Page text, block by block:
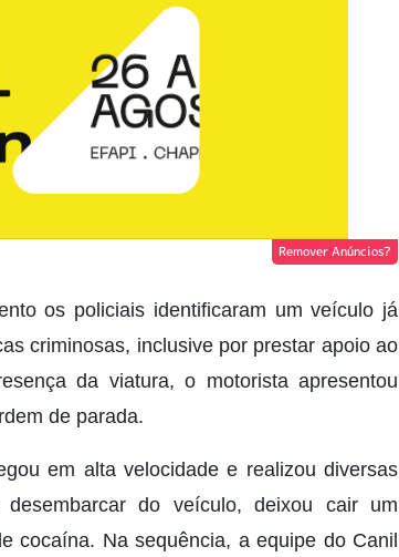
Remover Anúncios?
os policiais identificaram um veículo já
criminosas, inclusive por prestar apoio ao
da viatura, o motorista apresentou
de parada.
em alta velocidade e realizou diversas
do veículo, deixou cair um
cocaína. Na sequência, a equipe do Canil